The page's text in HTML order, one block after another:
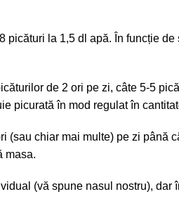
la 1,5 dl apă. În funcție
de 2 ori pe zi, câte 5-5
picurată în mod regulat în
(sau chiar mai multe) pe zi
masa.
(vă spune nasul nostru), dar